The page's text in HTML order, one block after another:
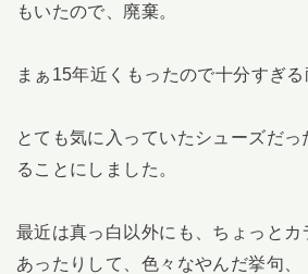
もいたので、廃棄。
まぁ15年近くもったので十分すぎる
とても気に入っていたシューズだ
ることにしました。
最近は真っ白以外にも、ちょっと
あったりして、色々なやんだ挙句、